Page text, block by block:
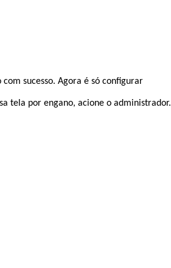
com sucesso. Agora é só configurar
tela por engano, acione o administrador.